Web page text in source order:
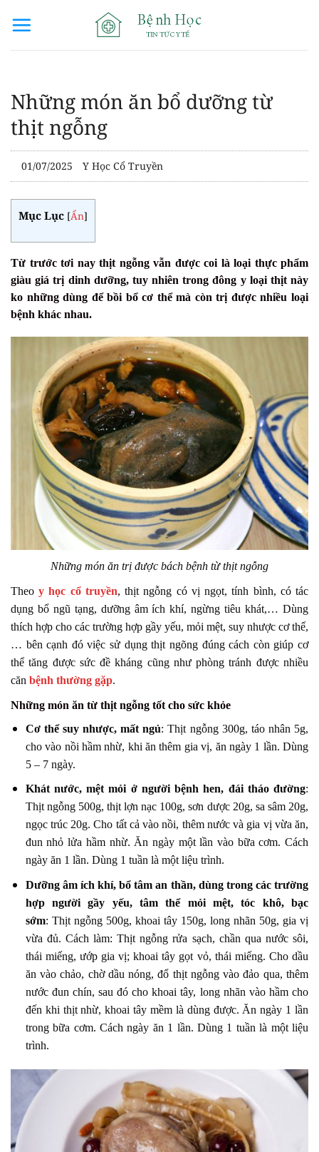
qua
Những món ăn bổ dưỡng từ
thịt ngỗng
01/07/2025 Y Học Cổ Truyền
Mục Lục [Ẩn]
Từ trước tơi nay thịt ngỗng vẫn được coi là loại thực phẩm
giàu giá trị dinh dưỡng, tuy nhiên trong đông y loại thịt này
ko những dùng để bồi bổ cơ thể mà còn trị được nhiều loại
bệnh khác nhau.
Những món ăn trị được bách bệnh từ thịt ngỗng
Theoy học cổ truyền, thịt ngỗng có vị ngọt, tính bình, có tác
dụng bổ ngũ tạng, dưỡng âm ích khí, ngừng tiêu khát,… Dùng
thích hợp cho các trường hợp gầy yếu, mỏi mệt, suy nhược cơ thể,
… bên cạnh đó việc sử dụng thịt ngõng đúng cách còn giúp cơ
thể tăng được sức đề kháng cũng như phòng tránh được nhiều
căn bệnh thường gặp.
Những món ăn từ thịt ngỗng tốt cho sức khỏe
Cơ thể suy nhược, mất ngủ: Thịt ngỗng 300g, táo nhân 5g,
cho vào nồi hầm nhừ, khi ăn thêm gia vị, ăn ngày 1 lần. Dùng
5 – 7 ngày.
Khát nước, mệt mỏi ở người bệnh hen, đái tháo đường:
Thịt ngỗng 500g, thịt lợn nạc 100g, sơn dược 20g, sa sâm 20g,
ngọc trúc 20g. Cho tất cả vào nồi, thêm nước và gia vị vừa ăn,
đun nhỏ lửa hầm nhừ. Ăn ngày một lần vào bữa cơm. Cách
ngày ăn 1 lần. Dùng 1 tuần là một liệu trình.
Dưỡng âm ích khí, bổ tâm an thần, dùng trong các trường
hợp người gầy yếu, tâm thể mỏi mệt, tóc khô, bạc
sớm: Thịt ngỗng 500g, khoai tây 150g, long nhãn 50g, gia vị
vừa đủ. Cách làm: Thịt ngỗng rửa sạch, chần qua nước sôi,
thái miếng, ướp gia vị; khoai tây gọt vỏ, thái miếng. Cho dầu
ăn vào chảo, chờ dầu nóng, đổ thịt ngỗng vào đảo qua, thêm
nước đun chín, sau đó cho khoai tây, long nhãn vào hầm cho
đến khi thịt nhừ, khoai tây mềm là dùng được. Ăn ngày 1 lần
trong bữa cơm. Cách ngày ăn 1 lần. Dùng 1 tuần là một liệu
trình.